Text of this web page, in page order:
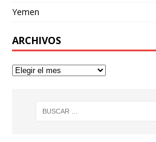
Yemen
ARCHIVOS